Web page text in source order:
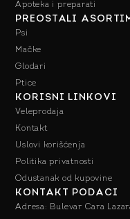
Apoteka i preparati
PREOSTALI
Psi
Mačke
Glodari
Ptice
KORISNI LINKOVI
Veleprodaja
Kontakt
Uslovi korišćenja
Politika privatnosti
Odustanak od kupovine
KONTAKT PODACI
Adresa: Bulevar Cara